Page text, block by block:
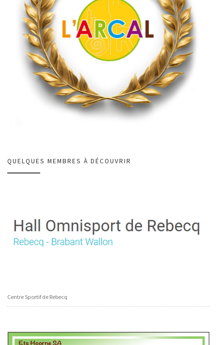
QUELQUES MEMBRES À DÉCOUVRIR
Centre Sportif de Rebecq